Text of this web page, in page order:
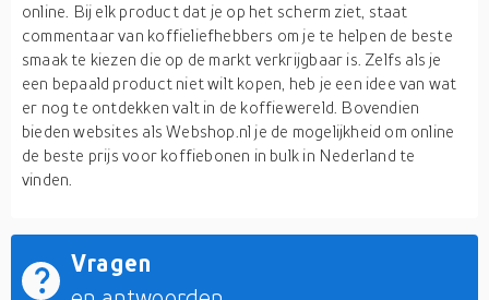
online. Bij elk product dat je op het scherm ziet, staat
commentaar van koffieliefhebbers om je te helpen de beste
smaak te kiezen die op de markt verkrijgbaar is. Zelfs als je
een bepaald product niet wilt kopen, heb je een idee van wat
er nog te ontdekken valt in de koffiewereld. Bovendien
bieden websites als Webshop.nl je de mogelijkheid om online
de beste prijs voor koffiebonen in bulk in Nederland te
vinden.
Vragen